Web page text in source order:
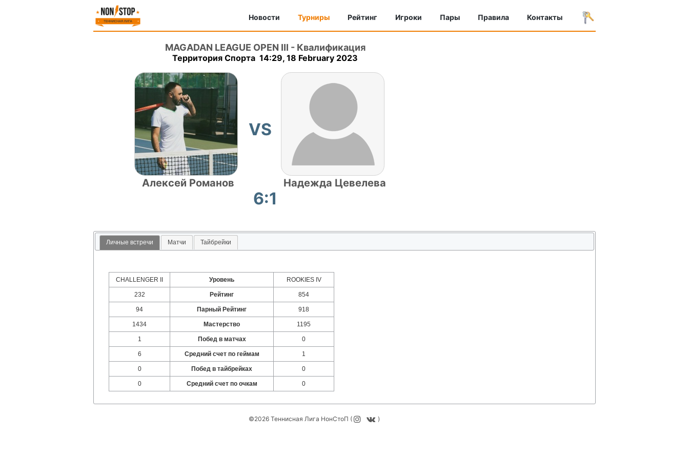
Новости Турниры Рейтинг Игроки Пары Правила Контакты
MAGADAN LEAGUE OPEN III - Квалификация
Территория Спорта 14:29, 18 February 2023
Алексей Романов
VS
Надежда Цевелева
6:1
Личные встречи Матчи Тайбрейки
CHALLENGER II Уровень ROOKIES IV
232 Рейтинг 854
94 Парный Рейтинг 918
1434 Мастерство 1195
1 Побед в матчах 0
6 Средний счет по геймам 1
0 Побед в тайбрейках 0
0 Средний счет по очкам 0
©2026 Теннисная Лига НонСтоП ( )